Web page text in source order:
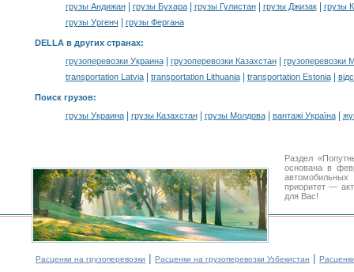
грузы Андижан| грузы Бухара| грузы Гулистан| грузы Джизак|
грузы
грузы Ургенч
грузы Фергана
DELLA в других странах:
грузоперевозки Украина| грузоперевозки Казахстан|
грузоперевозки
transportation Latvia| transportation Lithuania| transportation Estonia|
Поиск грузов:
грузы Украина| грузы Казахстан| грузы Молдова| вантажі Україна|
Раздел
основана в
приоритет —
для Вас!
Расценки на грузоперевозки | Расценки на грузоперевозки Узбекистан |